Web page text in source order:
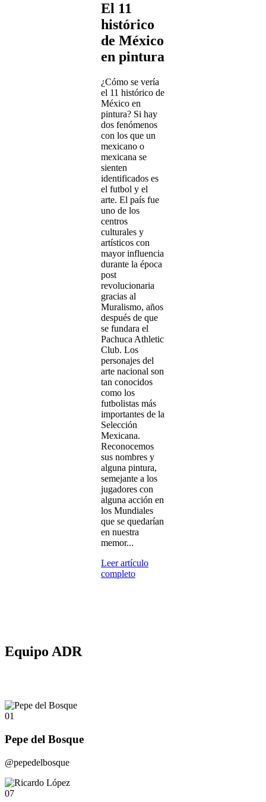
El 11
histórico
de México
en pintura
¿Cómo se vería
el 11 histórico de
México en
pintura? Si hay
dos fenómenos
con los que un
mexicano o
mexicana se
sienten
identificados es
el futbol y el
arte. El país fue
uno de los
centros
culturales y
artísticos con
mayor influencia
durante la época
post
revolucionaria
gracias al
Muralismo, años
después de que
se fundara el
Pachuca Athletic
Club. Los
personajes del
arte nacional son
tan conocidos
como los
futbolistas más
importantes de la
Selección
Mexicana.
Reconocemos
sus nombres y
alguna pintura,
semejante a los
jugadores con
alguna acción en
los Mundiales
que se quedarían
en nuestra
memor...
Leer artículo
completo
Equipo ADR
01
Pepe del Bosque
@pepedelbosque
07